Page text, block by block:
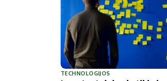
TECHNOLOGIJOS